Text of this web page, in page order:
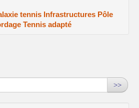
tennis Infrastructures Pôle
Tennis adapté
>>